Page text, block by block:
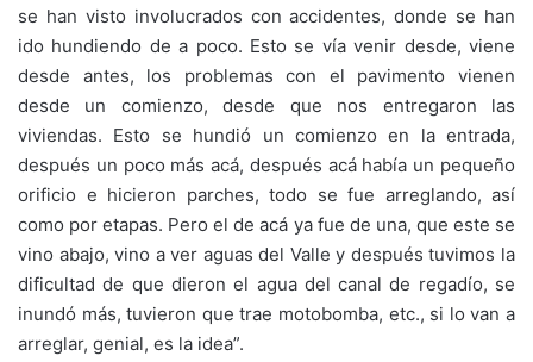
se han visto involucrados con accidentes, donde se han
ido hundiendo de a poco. Esto se vía venir desde, viene
desde antes, los problemas con el pavimento vienen
desde un comienzo, desde que nos entregaron las
viviendas. Esto se hundió un comienzo en la entrada,
después un poco más acá, después acá había un pequeño
orificio e hicieron parches, todo se fue arreglando, así
como por etapas. Pero el de acá ya fue de una, que este se
vino abajo, vino a ver aguas del Valle y después tuvimos la
dificultad de que dieron el agua del canal de regadío, se
inundó más, tuvieron que trae motobomba, etc., si lo van a
arreglar, genial, es la idea”.